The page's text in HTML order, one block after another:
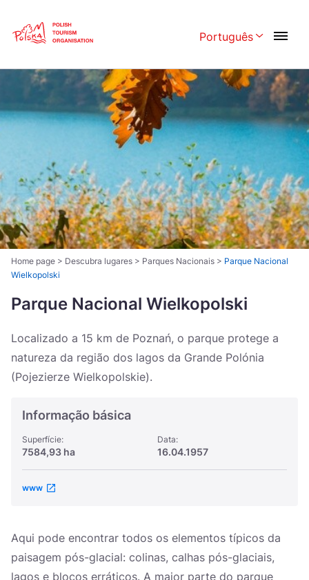
Português
Polski English
Česká 中国
Deutschland
Español Français
Italiano Magyar
Nederlands 日本語
Português Norsk
Україна
Zamknij
Home page > Descubra lugares > Parques Nacionais > Parque Nacional
Wielkopolski
Parque Nacional Wielkopolski
Localizado a 15 km de Poznań, o parque protege a
natureza da região dos lagos da Grande Polónia
(Pojezierze Wielkopolskie).
Informação básica
Superfície:
7584,93 ha
Data:
16.04.1957
www
Aqui pode encontrar todos os elementos típicos da
paisagem pós-glacial: colinas, calhas pós-glaciais,
lagos e blocos erráticos. A maior parte do parque